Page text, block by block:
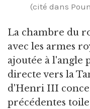
(cité dans
La chambre du
avec les armes
ajoutée à l'angle
directe vers la
d'Henri III
précédentes